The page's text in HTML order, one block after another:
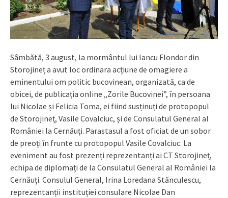
Sâmbătă, 3 august, la mormântul lui Iancu Flondor din
Storojineț a avut loc ordinara acțiune de omagiere a
eminentului om politic bucovinean, organizată, ca de
obicei, de publicația online „Zorile Bucovinei”, în persoana
lui Nicolae și Felicia Toma, ei fiind susținuți de protopopul
de Storojineț, Vasile Covalciuc, și de Consulatul General al
României la Cernăuți. Parastasul a fost oficiat de un sobor
de preoți în frunte cu protopopul Vasile Covalciuc. La
eveniment au fost prezenți reprezentanți ai CT Storojineț,
echipa de diplomați de la Consulatul General al României la
Cernăuți. Consulul General, Irina Loredana Stănculescu,
reprezentanții instituției consulare Nicolae Dan